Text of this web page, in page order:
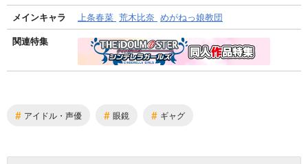
メインキャラ 上条春菜 荒木比奈 めがねっ娘教団
関連特集
# アイドル・声優 # 眼鏡 # ギャグ